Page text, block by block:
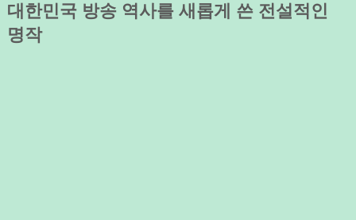
대한민국 방송 역사를 새롭게 쓴 전설적인
명작